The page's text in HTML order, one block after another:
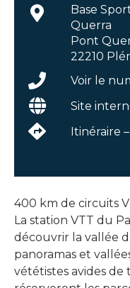
400 km de circuits
La station VTT du
découvrir la vallée
panoramas et
vététistes avides de
Base
Querra
Pont
22210
Voir le
Site
Itinéraire